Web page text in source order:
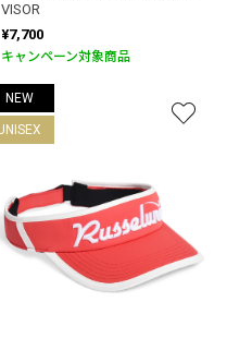
VISOR
¥7,700
キャンペーン対象商品
NEW